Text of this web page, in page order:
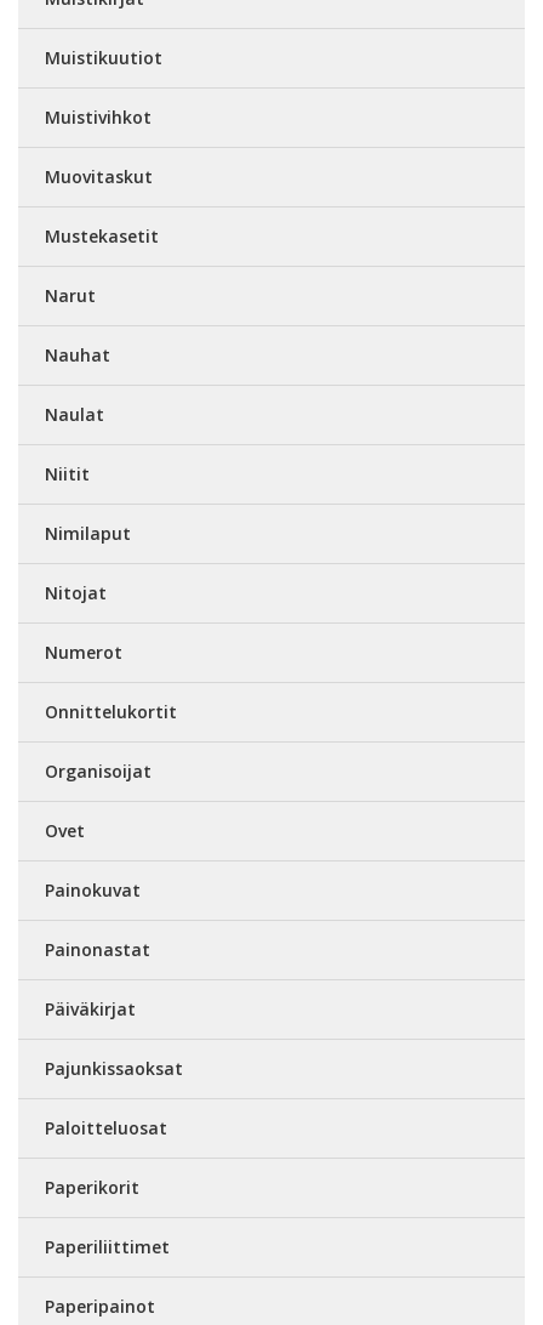
Muistikuutiot
Muistivihkot
Muovitaskut
Mustekasetit
Narut
Nauhat
Naulat
Niitit
Nimilaput
Nitojat
Numerot
Onnittelukortit
Organisoijat
Ovet
Painokuvat
Painonastat
Päiväkirjat
Pajunkissaoksat
Paloitteluosat
Paperikorit
Paperiliittimet
Paperipainot